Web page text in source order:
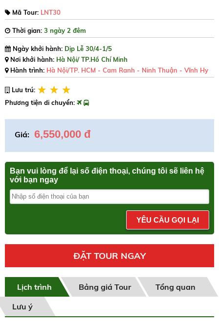
Mã Tour: LNT30
Thời gian: 3 ngày 2 đêm
Ngày khởi hành: Dịp Lễ 30/4-1/5
Nơi khởi hành: Hà Nội/ TP.Hồ Chí Minh
Hành trình: Hà Nội/TP. HCM - Cam Ranh - Ninh Thuận - Vĩnh Hy
Lưu trú:
Phương tiện di chuyển:
Giá: 6,550,000 đ
Bạn vui lòng để lại số điện thoại, chúng tôi sẽ liên hệ
với bạn ngay
YÊU CẦU GỌI LẠI
ĐẶT TOUR NGAY
Lịch trình Bảng giá Tour
Tổng quan
Lưu ý